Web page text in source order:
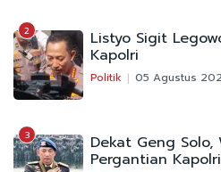
2 Listyo Sigit
Kapolri
Politik 05 Agustus
3 Dekat Geng
Pergantian